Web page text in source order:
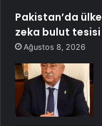
Pakistan’da
zeka bulut tesisi
Ağustos 8, 2026